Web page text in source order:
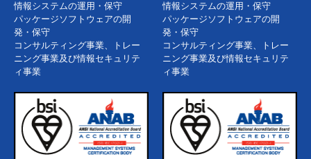
情報システムの運用・保守
パッケージソフトウェアの開
発・保守
コンサルティング事業、トレー
ニング事業及び情報セキュリテ
ィ事業
情報システムの運用・保守
パッケージソフトウェアの開
発・保守
コンサルティング事業、トレー
ニング事業及び情報セキュリテ
ィ事業